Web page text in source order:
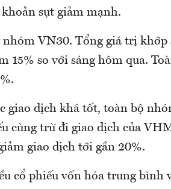
sụt giảm mạnh.
VN30. Tổng giá trị khớp
15% so với sáng hôm qua.
giao dịch khá tốt, toàn bộ
cùng trừ đi giao dịch của
giao dịch tới gần 20%.
cổ phiếu vốn hóa trung bình